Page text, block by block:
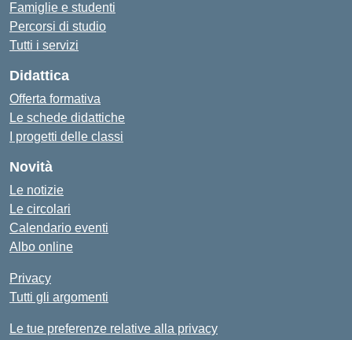
Famiglie e studenti
Percorsi di studio
Tutti i servizi
Didattica
Offerta formativa
Le schede didattiche
I progetti delle classi
Novità
Le notizie
Le circolari
Calendario eventi
Albo online
Privacy
Tutti gli argomenti
Le tue preferenze relative alla privacy